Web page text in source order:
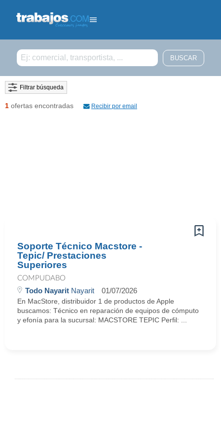
Filtrar búsqueda
1 ofertas encontradas Recibir por email
Soporte Técnico Macstore -
Tepic/ Prestaciones
Superiores
COMPUDABO
Todo Nayarit Nayarit 01/07/2026
En MacStore, distribuidor 1 de productos de Apple
buscamos: Técnico en reparación de equipos de cómputo
y efonía para la sucursal: MACSTORE TEPIC Perfil: ...